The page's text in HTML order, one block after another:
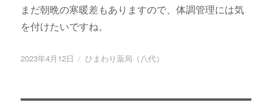
まだ朝晩の寒暖差もありますので、体調管理には気
を付けたいですね。
投
2023年4月12日
カ
リ
ひまわり薬局（八代）